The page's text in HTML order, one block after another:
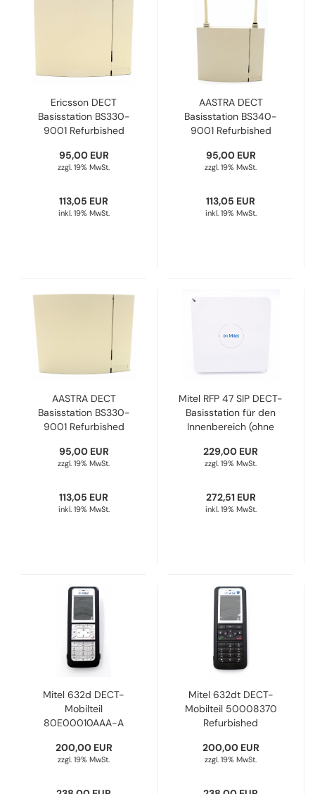
Ericsson DECT
Basisstation BS330-
9001 Refurbished
95,00 EUR
zzgl. 19% MwSt.
113,05 EUR
inkl. 19% MwSt.
AASTRA DECT
Basisstation BS340-
9001 Refurbished
95,00 EUR
zzgl. 19% MwSt.
113,05 EUR
inkl. 19% MwSt.
AASTRA DECT
Basisstation BS330-
9001 Refurbished
95,00 EUR
zzgl. 19% MwSt.
113,05 EUR
inkl. 19% MwSt.
Mitel RFP 47 SIP DECT-
Basisstation für den
Innenbereich (ohne
50006974
Refurbished
229,00 EUR
zzgl. 19% MwSt.
272,51 EUR
inkl. 19% MwSt.
Mitel 632d DECT-
Mobilteil
80E00010AAA-A
200,00 EUR
zzgl. 19% MwSt.
Mitel 632dt DECT-
Mobilteil 50008370
Refurbished
200,00 EUR
zzgl. 19% MwSt.